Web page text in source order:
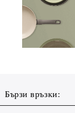
Бързи връзки: